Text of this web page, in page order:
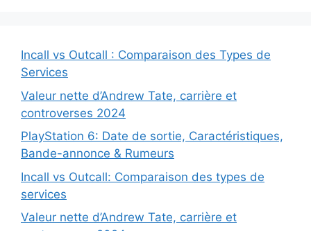
Incall vs Outcall : Comparaison des Types de
Services
Valeur nette d’Andrew Tate, carrière et
controverses 2024
PlayStation 6: Date de sortie, Caractéristiques,
Bande-annonce & Rumeurs
Incall vs Outcall: Comparaison des types de
services
Valeur nette d’Andrew Tate, carrière et